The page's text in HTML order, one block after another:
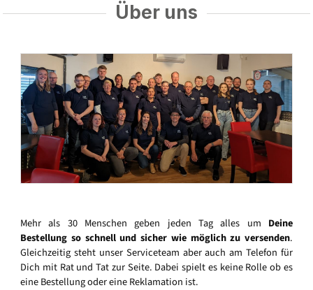
Über uns
Mehr als 30 Menschen geben jeden Tag alles um Deine
Bestellung so schnell und sicher wie möglich zu versenden.
Gleichzeitig steht unser Serviceteam aber auch am Telefon für
Dich mit Rat und Tat zur Seite. Dabei spielt es keine Rolle ob es
eine Bestellung oder eine Reklamation ist.